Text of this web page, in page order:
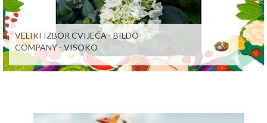
VELIKI IZBOR CVIJEĆA - BILDO
COMPANY - VISOKO